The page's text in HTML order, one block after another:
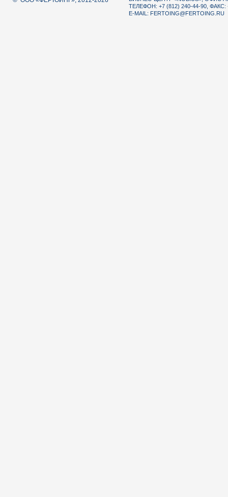
ТЕЛЕФОН: +7 (812) 240-44-90, ФАКС:
E-MAIL: FERTOING@FERTOING.RU